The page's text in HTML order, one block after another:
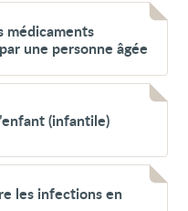
médicaments
une personne âgée
(infantile)
les infections en